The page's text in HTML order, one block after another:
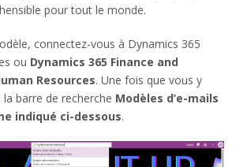
pour tout le monde.
connectez-vous à Dynamics 365
ou Dynamics 365 Finance and
Resources. Une fois que vous y
barre de recherche Modèles d’e-mails
indiqué ci-dessous.